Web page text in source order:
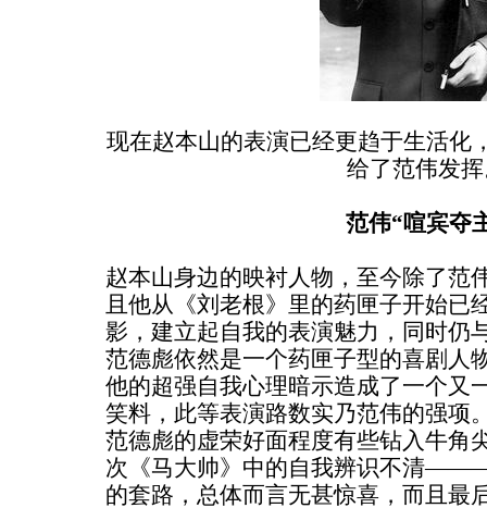
现在赵本山的表演已经更趋于生活化
给了范伟发
范伟“喧宾夺
赵本山身边的映衬人物，至今除了范
且他从《刘老根》里的药匣子开始已
影，建立起自我的表演魅力，同时仍
范德彪依然是一个药匣子型的喜剧人
他的超强自我心理暗示造成了一个又
笑料，此等表演路数实乃范伟的强项
范德彪的虚荣好面程度有些钻入牛角
次《马大帅》中的自我辨识不清
的套路，总体而言无甚惊喜，而且最